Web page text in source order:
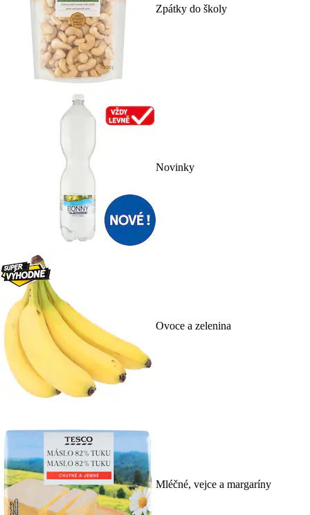
Zpátky do školy
Novinky
Ovoce a zelenina
Mléčné, vejce a margaríny